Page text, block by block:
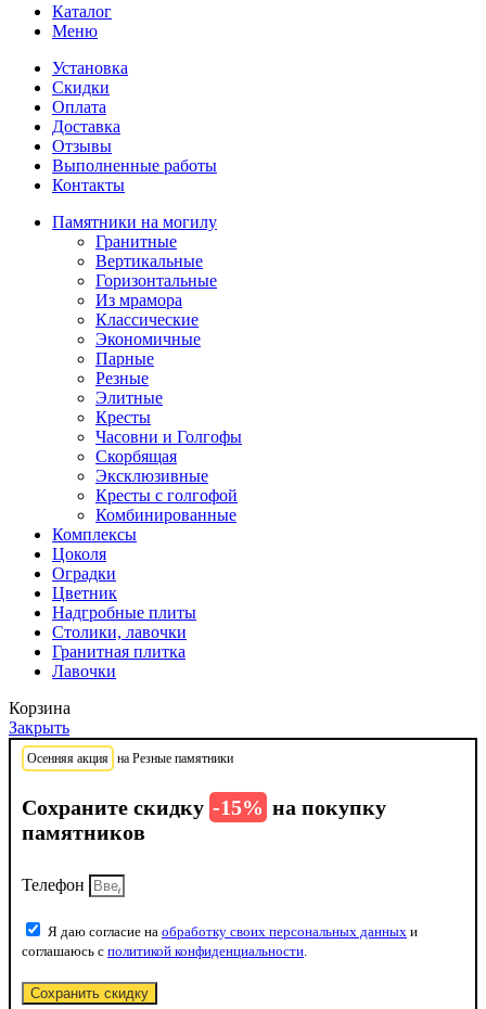
Каталог
Меню
Установка
Скидки
Оплата
Доставка
Отзывы
Выполненные работы
Контакты
Памятники на могилу
Гранитные
Вертикальные
Горизонтальные
Из мрамора
Классические
Экономичные
Парные
Резные
Элитные
Кресты
Часовни и Голгофы
Скорбящая
Эксклюзивные
Кресты с голгофой
Комбинированные
Комплексы
Цоколя
Оградки
Цветник
Надгробные плиты
Столики, лавочки
Гранитная плитка
Лавочки
Корзина
Закрыть
Осенняя акция на Резные памятники
Сохраните скидку -15% на покупку
памятников
Телефон
Я даю согласие на обработку своих персональных данных и
соглашаюсь с политикой конфиденциальности
Сохранить скидку